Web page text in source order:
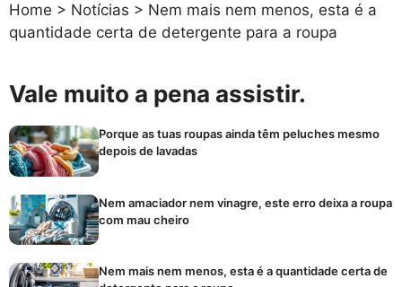
Home > Notícias > Nem mais nem menos, esta é a
quantidade certa de detergente para a roupa
Vale muito a pena assistir.
Porque as tuas roupas ainda têm peluches mesmo
depois de lavadas
Nem amaciador nem vinagre, este erro deixa a roupa
com mau cheiro
Nem mais nem menos, esta é a quantidade certa de